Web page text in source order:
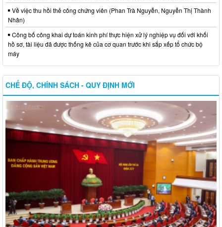
Về việc thu hồi thẻ công chứng viên (Phan Trà Nguyễn, Nguyễn Thị Thành
Nhân)
Công bố công khai dự toán kinh phí thực hiện xử lý nghiệp vụ đối với khối
hồ sơ, tài liệu đã được thống kê của cơ quan trước khi sắp xếp tổ chức bộ
máy
CHẾ ĐỘ, CHÍNH SÁCH - QUY ĐỊNH MỚI